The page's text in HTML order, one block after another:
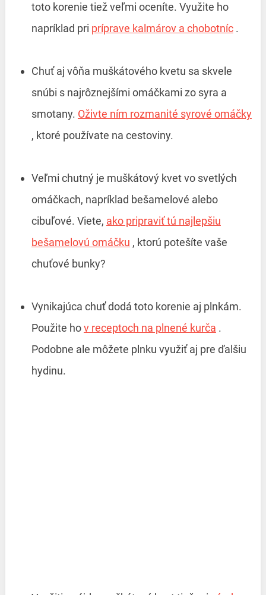
toto korenie tiež veľmi oceníte. Využite ho
napríklad pri príprave kalmárov a chobotníc.
Chuť aj vôňa muškátového kvetu sa skvele
snúbi s najrôznejšími omáčkami zo syra a
smotany. Oživte ním rozmanité syrové omáčky
, ktoré používate na cestoviny.
Veľmi chutný je muškátový kvet vo svetlých
omáčkach, napríklad bešamelové alebo
cibuľové. Viete, ako pripraviť tú najlepšiu
bešamelovú omáčku , ktorú potešíte vaše
chuťové bunky?
Vynikajúca chuť dodá toto korenie aj plnkám.
Použite hov receptoch na plnené kurča .
Podobne ale môžete plnku využiť aj pre ďalšiu
hydinu.